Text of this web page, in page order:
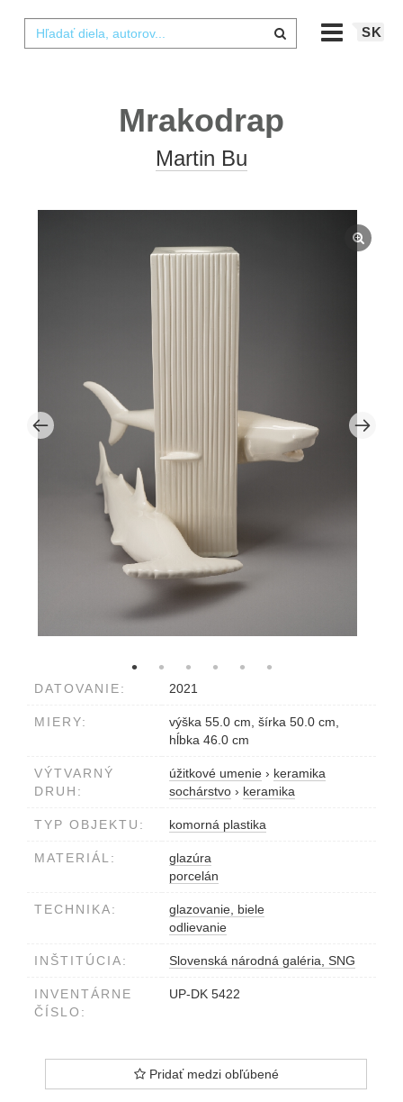
SK
Mrakodrap
Martin Bu
DATOVANIE: 2021
MIERY:
výška 55.0 cm, šírka 50.0 cm,
hĺbka 46.0 cm
VÝTVARNÝ
DRUH:
úžitkové umenie › keramika
sochárstvo › keramika
TYP OBJEKTU: komorná plastika
MATERIÁL:
glazúra
porcelán
TECHNIKA:
glazovanie, biele
odlievanie
INŠTITÚCIA: Slovenská národná galéria, SNG
INVENTÁRNE
ČÍSLO:
UP-DK 5422
Pridať medzi obľúbené